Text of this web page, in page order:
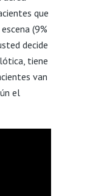
que
(9%
decide
tiene
van
el